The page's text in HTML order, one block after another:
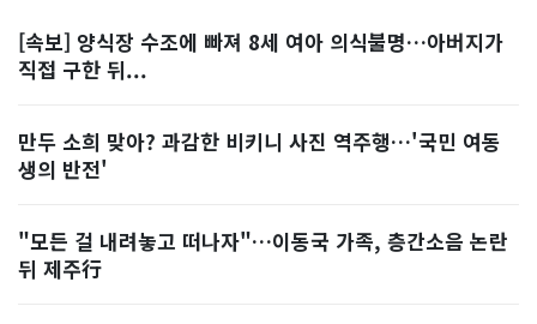
[속보] 양식장 수조에 빠져 8세 여아 의식불명…아버지가
직접 구한 뒤...
만두 소희 맞아? 과감한 비키니 사진 역주행…'국민 여동
생의 반전'
"모든 걸 내려놓고 떠나자"…이동국 가족, 층간소음 논란
뒤 제주行